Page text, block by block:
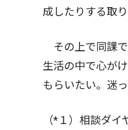
成したりする取
その上で同課で
生活の中で心が
もらいたい。迷
（*１）相談ダイ